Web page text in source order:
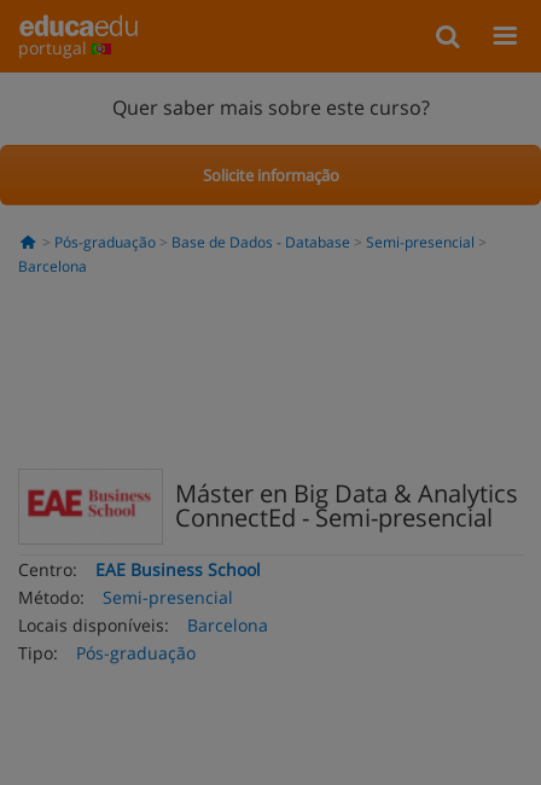
portugal
Quer saber mais sobre este curso?
Solicite informação
Pós-graduação Base de Dados - Database
Semi-presencial
Barcelona
Máster en Big Data & Analytics
ConnectEd - Semi-presencial
Centro:
EAE Business School
Método:
Semi-presencial
Locais disponíveis:
Barcelona
Tipo:
Pós-graduação